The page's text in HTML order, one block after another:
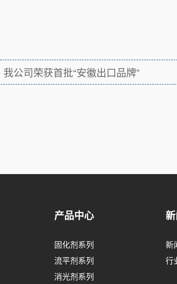
公司荣获首批“安徽出口品牌”
产品中心
固化剂系列
流平剂系列
消光剂系列
新
行